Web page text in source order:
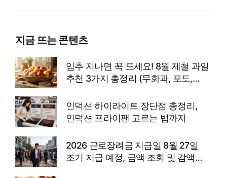
지금 뜨는 콘텐츠
입추 지나면 꼭 드세요! 8월 제철 과일
추천 3가지 총정리 (무화과, 포도,
인덕션 하이라이트 장단점 총정리,
인덕션 프라이팬 고르는 법까지
2026 근로장려금 지급일 8월 27일
조기 지급 예정, 금액 조회 및 감액